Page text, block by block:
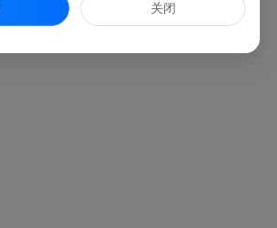
关闭